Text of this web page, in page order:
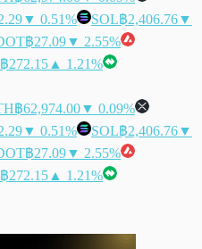
▼ 0.51% SOL฿2,406.76▼
฿27.09▼ 2.55%
฿272.15 ▲ 1.21%
฿62,974.00▼ 0.09%
▼ 0.51% SOL฿2,406.76▼
฿27.09▼ 2.55%
฿272.15 ▲ 1.21%